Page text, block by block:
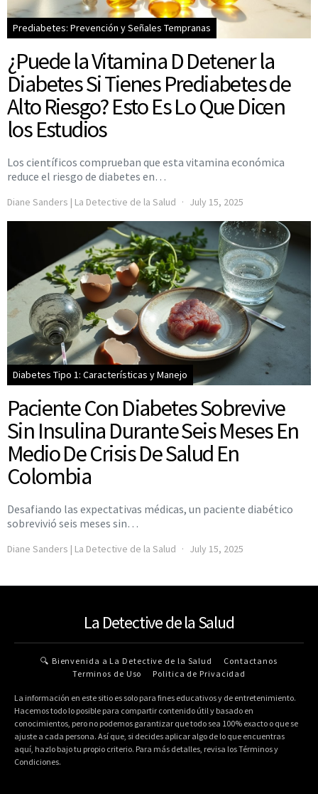
Prediabetes: Prevención y Señales Tempranas
¿Puede la Vitamina D Detener la
Diabetes Si Tienes Prediabetes de
Alto Riesgo? Esto Es Lo Que Dicen
los Estudios
Los científicos comprueban que esta vitamina económica
reduce el riesgo de diabetes en…
Diane Sanders | La Detective de la Salud July 15, 2025
Diabetes Tipo 1: Características y Manejo
Paciente Con Diabetes Sobrevive
Sin Insulina Durante Seis Meses En
Medio De Crisis De Salud En
Colombia
Desafiando las expectativas médicas, un paciente diabético
sobrevivió seis meses sin…
Diane Sanders | La Detective de la Salud July 15, 2025
La Detective de la Salud
🔍 Bienvenida a La Detective de la Salud
Contactanos
Terminos de Uso
Politica de Privacidad
La información en este sitio es solo para fines educativos y de entretenimiento.
Hacemos todo lo posible para compartir contenido útil y basado en
conocimientos, pero no podemos garantizar que todo sea 100% exacto o que se
ajuste a cada persona. Así que, si decides aplicar algo de lo que encuentras
aquí, hazlo bajo tu propio criterio. Para más detalles, revisa los Términos y
Condiciones.